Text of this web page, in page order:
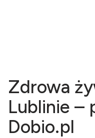
Zdrowa
Lublinie –
Dobio.pl